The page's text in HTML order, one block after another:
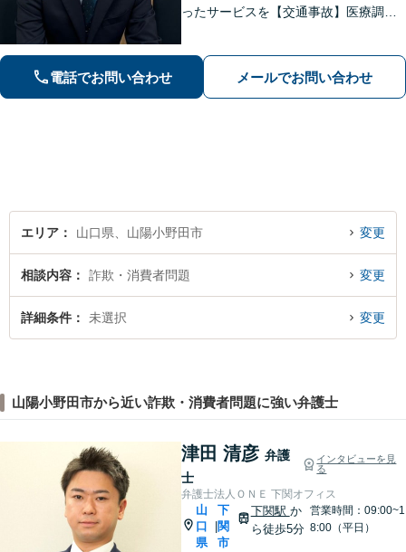
ったサービスを【交通事故】医療調査
実調査と判例をリサーチし、不公平感
のない相続を実現【WEB面談】
電話でお問い合わせ メールでお問い合わせ
エリア 山口県、山陽小野田市 変更
相談内容 詐欺・消費者問題 変更
詳細条件 未選択 変更
山陽小野田市から近い詐欺・消費者問題に強い弁護士
津田 清彦 弁護
士
インタビューを見
る
弁護士法人ＯＮＥ 下関オフィス
山
口
県
下
関
市
下関駅 か
ら徒歩5分
営業時間：09:00~1
8:00（平日）